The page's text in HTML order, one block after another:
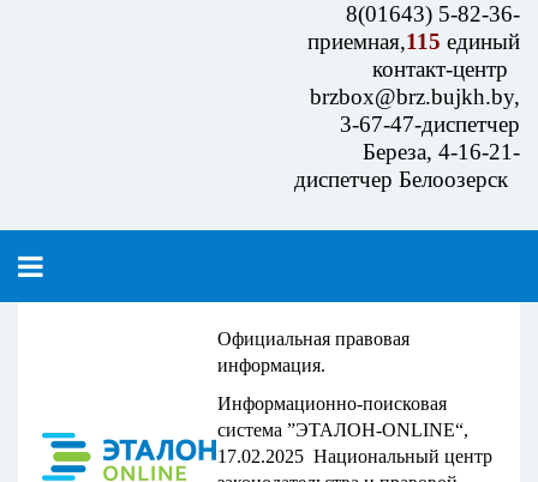
8(01643) 5-82-36-
приемная,115 единый
контакт-центр
brzbox@brz.bujkh.by,
3-67-47-диспетчер
Береза, 4-16-21-
диспетчер Белоозерск
Официальная правовая
информация.
Информационно-поисковая
система ”ЭТАЛОН-ONLINE“,
17.02.2025 Национальный центр